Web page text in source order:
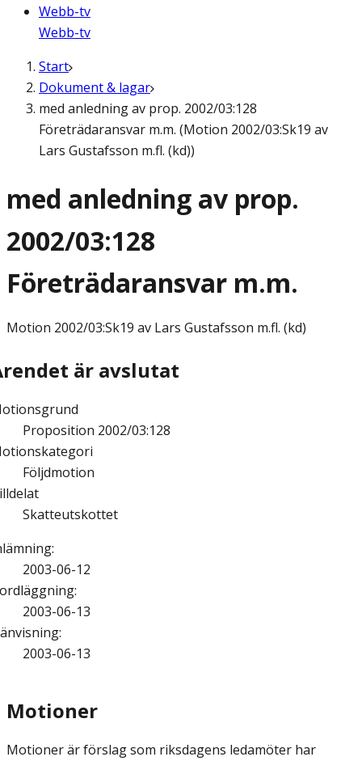
Webb-tv
Webb-tv
Start
Dokument & lagar
med anledning av prop. 2002/03:128
Företrädaransvar m.m. (Motion 2002/03:Sk19 av
Lars Gustafsson m.fl. (kd))
med anledning av prop.
2002/03:128
Företrädaransvar m.m.
Motion 2002/03:Sk19 av Lars Gustafsson m.fl. (kd)
är avslutat
Proposition 2002/03:128
Följdmotion
Skatteutskottet
:
2003-06-12
:
2003-06-13
:
2003-06-13
Motioner
Motioner är förslag som riksdagens ledamöter har